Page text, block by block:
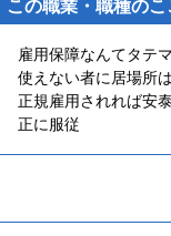
この職業・職種の
雇用保障なんてタテ
使えない者に居場所は
正規雇用されれば安
正に服従